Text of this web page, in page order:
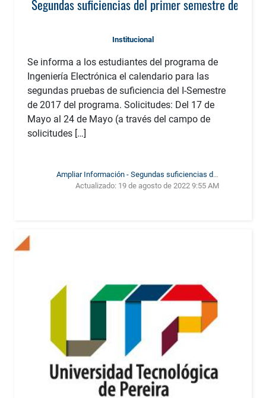
Segundas suficiencias del primer semestre de 2017
Institucional
Se informa a los estudiantes del programa de
Ingeniería Electrónica el calendario para las
segundas pruebas de suficiencia del I-Semestre
de 2017 del programa. Solicitudes: Del 17 de
Mayo al 24 de Mayo (a través del campo de
solicitudes […]
Ampliar Información - Segundas suficiencias del
primer semestre de 2017
Actualizado: 19 de agosto de 2022 9:55 AM